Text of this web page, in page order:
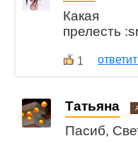
Какая
прелесть
1
Татьяна
Пасиб,